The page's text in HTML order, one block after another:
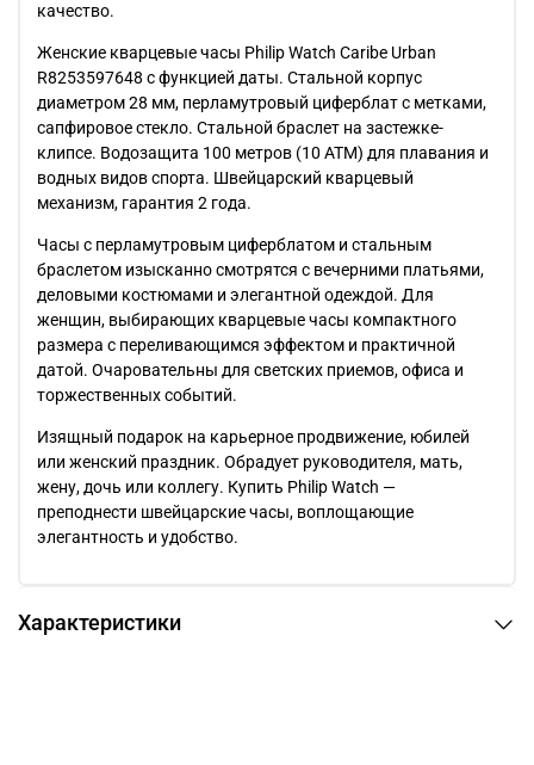
качество.
Женские кварцевые часы Philip Watch Caribe Urban
R8253597648 с функцией даты. Стальной корпус
диаметром 28 мм, перламутровый циферблат с метками,
сапфировое стекло. Стальной браслет на застежке-
клипсе. Водозащита 100 метров (10 АТМ) для плавания и
водных видов спорта. Швейцарский кварцевый
механизм, гарантия 2 года.
Часы с перламутровым циферблатом и стальным
браслетом изысканно смотрятся с вечерними платьями,
деловыми костюмами и элегантной одеждой. Для
женщин, выбирающих кварцевые часы компактного
размера с переливающимся эффектом и практичной
датой. Очаровательны для светских приемов, офиса и
торжественных событий.
Изящный подарок на карьерное продвижение, юбилей
или женский праздник. Обрадует руководителя, мать,
жену, дочь или коллегу. Купить Philip Watch —
преподнести швейцарские часы, воплощающие
элегантность и удобство.
Характеристики